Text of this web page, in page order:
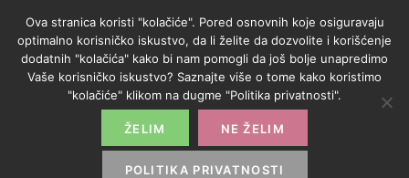
Ova stranica koristi "kolačiće". Pored osnovnih koje osiguravaju
optimalno korisničko iskustvo, da li želite da dozvolite i korišćenje
dodatnih "kolačića" kako bi nam pomogli da još bolje unapredimo
Vaše korisničko iskustvo? Saznajte više o tome kako koristimo
"kolačiće" klikom na dugme "Politika privatnosti".
ŽELIM NE ŽELIM
POLITIKA PRIVATNOSTI